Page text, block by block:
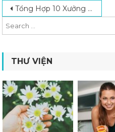
Post
Tổng Hợp 10 Xưởng In Áo Thun Theo Yêu Cầu Uy Tín Tại Hà Nội
THƯ VIỆN